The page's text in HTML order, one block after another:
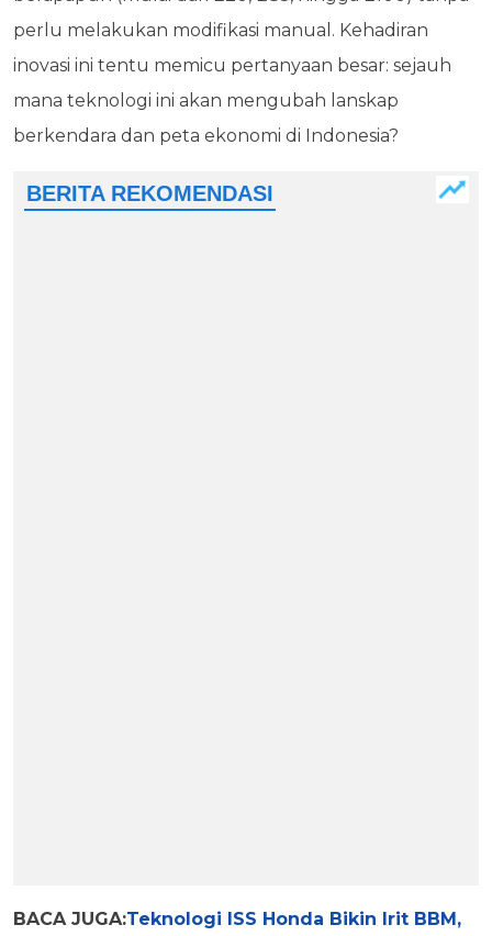
perlu melakukan modifikasi manual. Kehadiran
inovasi ini tentu memicu pertanyaan besar: sejauh
mana teknologi ini akan mengubah lanskap
berkendara dan peta ekonomi di Indonesia?
BACA JUGA:Teknologi ISS Honda Bikin Irit BBM,